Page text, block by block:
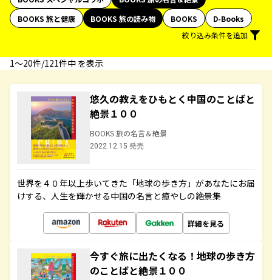
BOOKS 旅と健康
BOOKS 旅の読み物 BOOKS
D-Books
絞り込み条件を追加
1〜20件/121件中 を表示
悠久の教えをひもとく中国のことばと
絶景１００
BOOKS 旅の名言＆絶景
2022.12.15 発売
世界を４０年以上歩いてきた「地球の歩き方」があなたにお届
けする、人生を輝かせる中国の名言と癒やしの絶景集
詳細を見る
今すぐ旅に出たくなる！地球の歩き方
のことばと絶景１００